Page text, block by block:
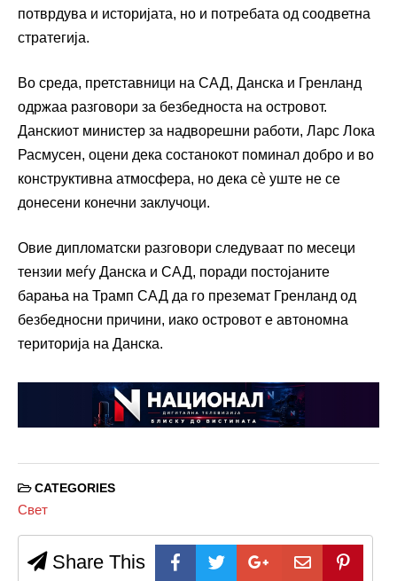
потврдува и историјата, но и потребата од соодветна
стратегија.
Во среда, претставници на САД, Данска и Гренланд
одржаа разговори за безбедноста на островот.
Данскиот министер за надворешни работи, Ларс Лока
Расмусен, оцени дека состанокот поминал добро и во
конструктивна атмосфера, но дека сè уште не се
донесени конечни заклучоци.
Овие дипломатски разговори следуваат по месеци
тензии меѓу Данска и САД, поради постојаните
барања на Трамп САД да го преземат Гренланд од
безбедносни причини, иако островот е автономна
територија на Данска.
CATEGORIES
Свет
Share This